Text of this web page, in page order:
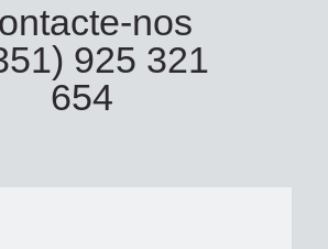
nos
925 321
654